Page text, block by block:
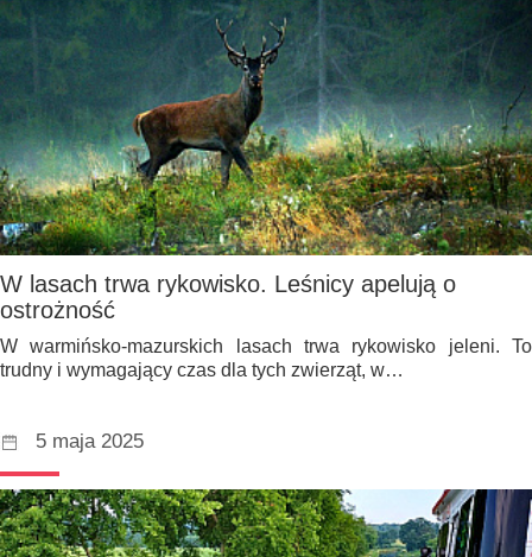
W lasach trwa rykowisko. Leśnicy apelują o
ostrożność
W warmińsko-mazurskich lasach trwa rykowisko jeleni. To
trudny i wymagający czas dla tych zwierząt, w…
5 maja 2025